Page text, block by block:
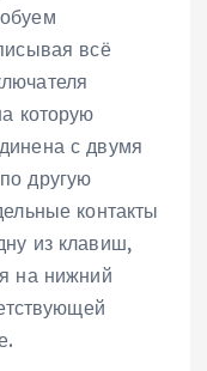
всё
которую
с двумя
другую
контакты
из клавиш,
на нижний